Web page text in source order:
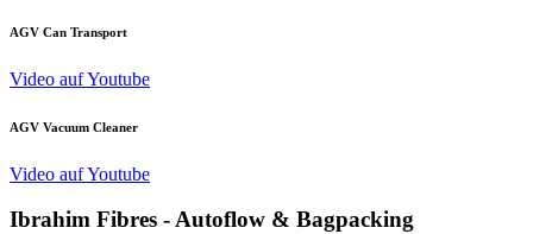
AGV Can Transport
Video auf Youtube
AGV Vacuum Cleaner
Video auf Youtube
Ibrahim Fibres - Autoflow & Bagpacking